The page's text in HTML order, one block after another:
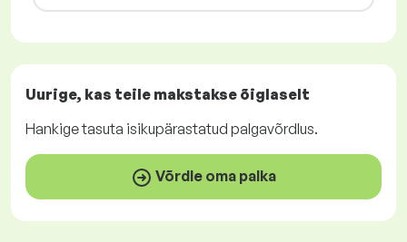
Uurige, kas teile makstakse õiglaselt
Hankigetasuta isikupärastatud palgavõrdlus.
Võrdle oma palka